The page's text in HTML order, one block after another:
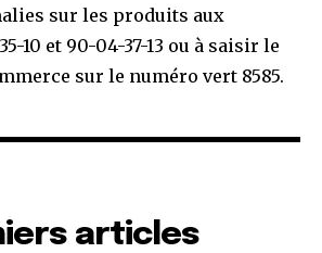
sur les produits aux
10 et 90-04-37-13 ou à saisir le
sur le numéro vert 8585.
articles